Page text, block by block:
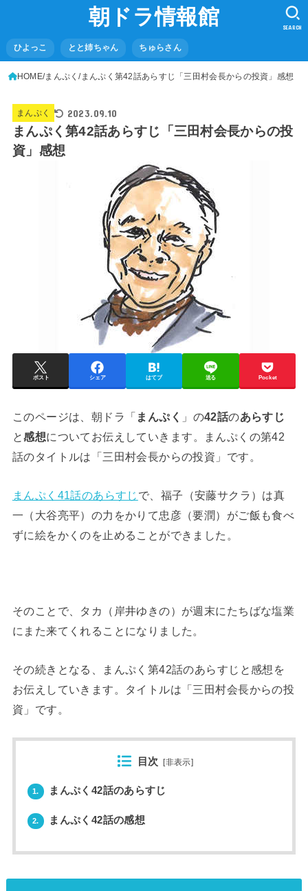
朝ドラ情報館
ひよっこ とと姉ちゃん ちゅらさん
SEARCH
HOME まんぷく まんぷく第42話あらすじ「三田村会長からの投資」感想
まんぷく 2023.09.10
まんぷく第42話あらすじ「三田村会長からの投
資」感想
ポスト シェア はてブ 送る Pocket
このページは、朝ドラ「 まんぷく 」の42話のあらすじ
と感想についてお伝えしていきます。まんぷくの第42
話のタイトルは「三田村会長からの投資」です。
まんぷく41話のあらすじ で、福子（安藤サクラ）は真
一（大谷亮平）の力をかりて忠彦（要潤）がご飯も食べ
ずに絵をかくのを止めることができました。
そのことで、タカ（岸井ゆきの）が週末にたちばな塩業
にまた来てくれることになりました。
その続きとなる、まんぷく第42話のあらすじと感想を
お伝えしていきます。タイトルは「三田村会長からの投
資」です。
目次 [非表示]
1. まんぷく42話のあらすじ
2. まんぷく42話の感想